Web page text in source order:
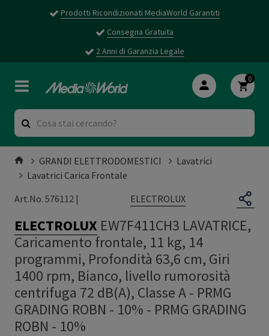
Prodotti Ricondizionati MediaWorld Garantiti
Consegna Gratuita
2 Anni di Garanzia Legale
0
GRANDI ELETTRODOMESTICI
Lavatrici
Lavatrici Carica Frontale
Art.No. 576112 |
ELECTROLUX
ELECTROLUX EW7F411CH3 LAVATRICE,
Caricamento frontale, 11 kg, 14
programmi, Profondità 63,6 cm, Giri
1400 rpm, Bianco, livello rumorosità
centrifuga 72 dB(A), Classe A - PRMG
GRADING ROBN - 10% - PRMG GRADING
ROBN - 10%